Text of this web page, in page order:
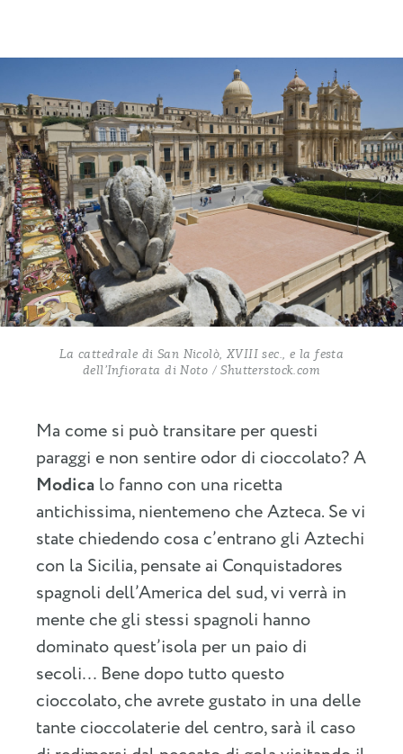
La cattedrale di San Nicolò, XVIII sec., e la festa
dell’Infiorata di Noto / Shutterstock.com
Ma come si può transitare per questi
paraggi e non sentire odor di cioccolato? A
Modica lo fanno con una ricetta
antichissima, nientemeno che Azteca. Se vi
state chiedendo cosa c’entrano gli Aztechi
con la Sicilia, pensate ai Conquistadores
spagnoli dell’America del sud, vi verrà in
mente che gli stessi spagnoli hanno
dominato quest’isola per un paio di
secoli… Bene dopo tutto questo
cioccolato, che avrete gustato in una delle
tante cioccolaterie del centro, sarà il caso